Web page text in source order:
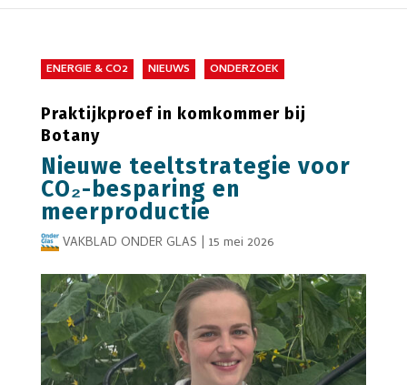
ENERGIE & CO2 NIEUWS ONDERZOEK
Praktijkproef in komkommer bij
Botany
Nieuwe teeltstrategie voor
CO₂-besparing en
meerproductie
VAKBLAD ONDER GLAS | 15 mei 2026